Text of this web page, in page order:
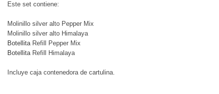
Este set contiene:
Molinillo silver alto Pepper Mix
Molinillo silver alto Himalaya
Botellita Refill Pepper Mix
Botellita Refill Himalaya
Incluye caja contenedora de cartulina.